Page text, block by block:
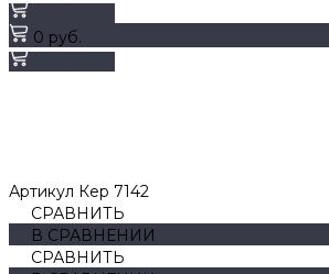
0 руб.
Артикул Кер 7142
СРАВНИТЬ
В СРАВНЕНИИ
СРАВНИТЬ